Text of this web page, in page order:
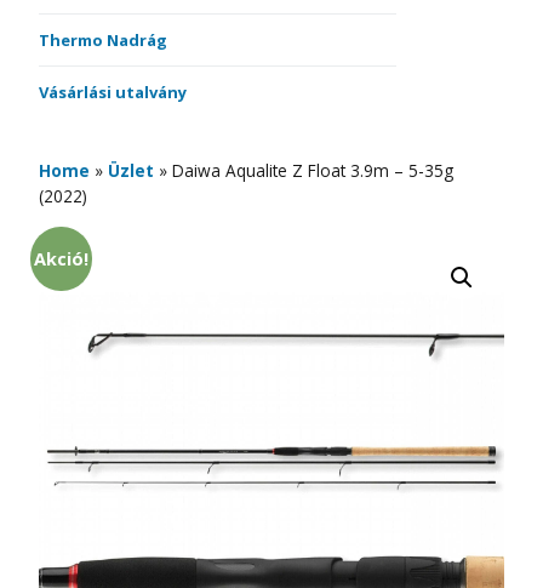
Thermo Nadrág
Vásárlási utalvány
Home » Üzlet » Daiwa Aqualite Z Float 3.9m – 5-35g
(2022)
Akció!